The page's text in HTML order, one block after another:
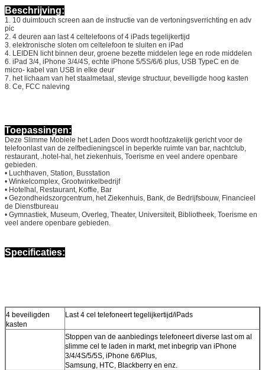
Beschrijving:
1. 10 duimtouch screen aan de instructie van de vertoningsverrichting en adv
pic
2. 4 deuren aan last 4 celtelefoons of 4 iPads tegelijkertijd
3. elektronische sloten om celtelefoon te sluiten en iPad
4. LEIDEN licht binnen deur, groene bezette middelen lege en rode middelen
6. iPad 3/4, iPhone 3/4/4S, echte iPhone 5/5S/6/6 plus, USB TypeC en de
micro- kabel van USB in elke deur
7. het lichaam van het staalmetaal, stevige structuur, beveiligde hoog kasten
8. Ce, FCC naleving
Toepassingen:
Deze Slimme Mobiele het Laden Doos wordthoofdzakelijk gericht voor de
telefoonlast van de zelfbedieningscel in beperkte ruimte van bar, nachtclub,
restaurant, .hotel-hal, het ziekenhuis, Toerisme en veel andere openbare
gebieden.
• Luchthaven, Station, Busstation
• Winkelcomplex, Grootwinkelbedrijf
• Hotelhal, Restaurant, Koffie, Bar
• Gezondheidszorgcentrum, het Ziekenhuis, Bank, de Bedrijfsbouw, Financieel
de Dienstbureau
• Gymnastiek, Museum, Overleg, Theater, Universiteit, Bibliotheek, Toerisme en
veel andere openbare gebieden.
Specificaties:
4 beveiligden
kasten
Last 4 cel telefoneert tegelijkertijd/iPads
Stoppen van de aanbiedings telefoneert diverse last om al
slimme cel te laden in markt, met inbegrip van iPhone
3/4/4S/5/5S, iPhone 6/6Plus,
Samsung, HTC, Blackberry en enz.